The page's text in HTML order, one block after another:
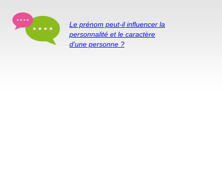
Le prénom peut-il influencer la
personnalité et le caractère
d'une personne ?